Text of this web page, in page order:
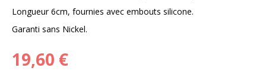
Longueur 6cm, fournies avec embouts silicone.
Garanti sans Nickel.
19,60 €